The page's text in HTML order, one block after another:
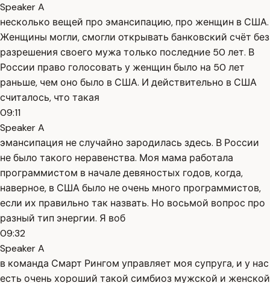
Speaker A
несколько вещей про эмансипацию, про женщин в США.
Женщины могли, смогли открывать банковский счёт без
разрешения своего мужа только последние 50 лет. В
России право голосовать у женщин было на 50 лет
раньше, чем оно было в США. И действительно в США
считалось, что такая
09:11
Speaker A
эмансипация не случайно зародилась здесь. В России
не было такого неравенства. Моя мама работала
программистом в начале девяностых годов, когда,
наверное, в США было не очень много программистов,
если их правильно так назвать. Но восьмой вопрос про
разный тип энергии. Я воб
09:32
Speaker A
в команда Смарт Рингом управляет моя супруга, и у нас
есть очень хороший такой симбиоз мужской и женской